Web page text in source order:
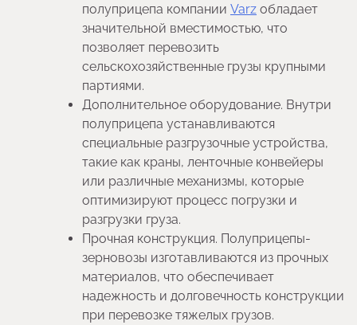
полуприцепа компании Varz обладает
значительной вместимостью, что
позволяет перевозить
сельскохозяйственные грузы крупными
партиями.
Дополнительное оборудование. Внутри
полуприцепа устанавливаются
специальные разгрузочные устройства,
такие как краны, ленточные конвейеры
или различные механизмы, которые
оптимизируют процесс погрузки и
разгрузки груза.
Прочная конструкция. Полуприцепы-
зерновозы изготавливаются из прочных
материалов, что обеспечивает
надежность и долговечность конструкции
при перевозке тяжелых грузов.